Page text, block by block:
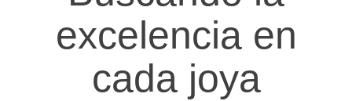
excelencia en
cada joya